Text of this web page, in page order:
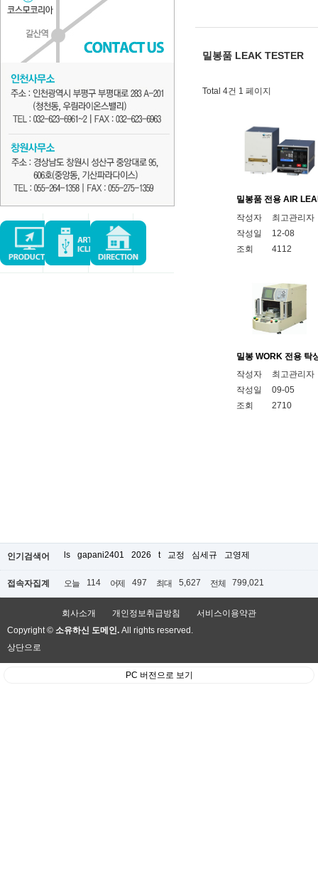
밀봉품 LEAK TESTER
Total 4건 1 페이지
밀봉품 전용 AIR
작성자
최고관리자
작성일
12-08
조회
4112
밀봉 WORK 전용 탁
작성자
최고관리자
작성일
09-05
조회
2710
인기검색어 ls gapani2401 2026 t 교정 심세규 고영제
접속자집계 오늘 114 어제 497 최대 5,627 전체 799,021
회사소개 개인정보취급방침
서비스이용약관
Copyright © 소유하신 도메인. All rights reserved.
상단으로
PC 버전으로 보기